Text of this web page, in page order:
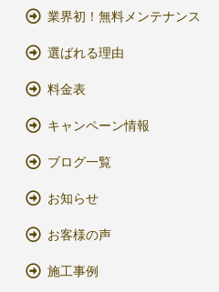
業界初！無料メンテナンス
選ばれる理由
料金表
キャンペーン情報
ブログ一覧
お知らせ
お客様の声
施工事例